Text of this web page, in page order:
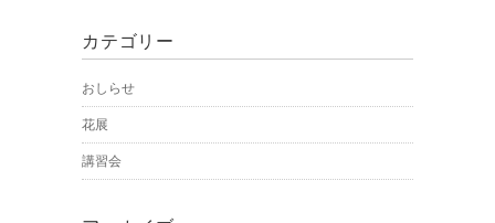
カテゴリー
おしらせ
花展
講習会